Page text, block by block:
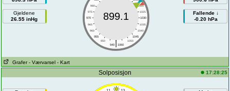
Gjeldene
26.55 inHg
980
1020
975
1025
970
1030
965
1035
960
1040
955
1045
950
1050
|
940 1060
899.1
Fallende ↓
-0.20 hPa
Grafer - Værvarsel - Kart
Solposisjon 17:28:25